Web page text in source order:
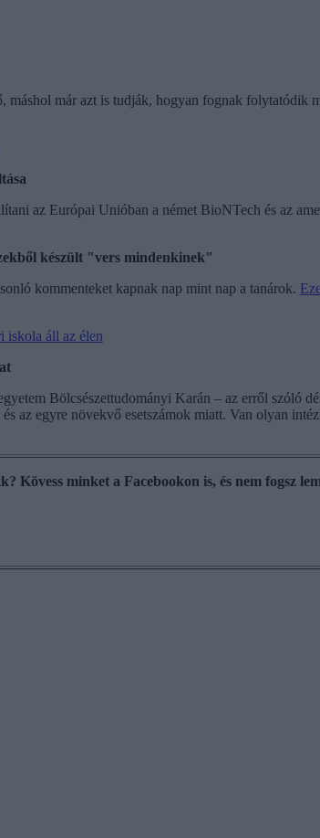
máshol már azt is tudják, hogyan fognak
az Európai Unióban a német BioNTech és az
készült "vers mindenkinek"
kommenteket kapnak nap mint nap a tanárok.
iskola áll az élen
Bölcsészettudományi Karán – az erről szóló
az egyre növekvő esetszámok miatt. Van olyan
Kövess minket a Facebookon is, és nem fogsz